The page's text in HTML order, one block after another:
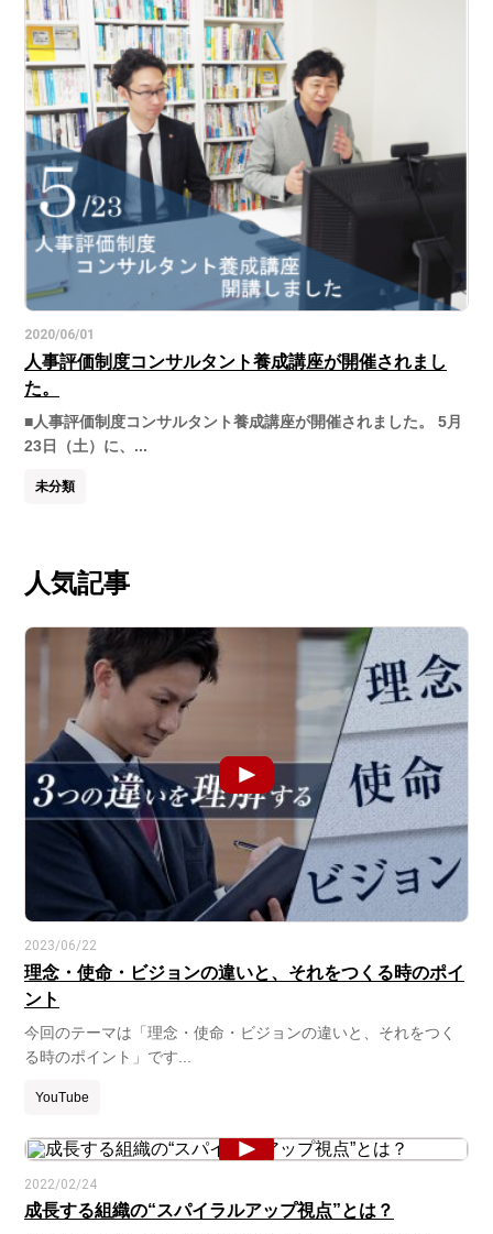
2020/06/01
人事評価制度コンサルタント養成講座が開催されまし
た。
■人事評価制度コンサルタント養成講座が開催されました。 5月
23日（土）に、...
未分類
人気記事
2023/06/22
理念・使命・ビジョンの違いと、それをつくる時のポイ
ント
今回のテーマは「理念・使命・ビジョンの違いと、それをつく
る時のポイント」です...
YouTube
2022/02/24
成長する組織の“スパイラルアップ視点”とは？